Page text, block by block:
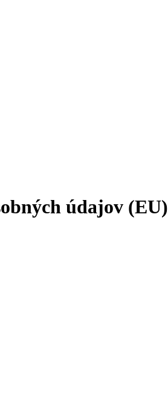
údajov (EU)